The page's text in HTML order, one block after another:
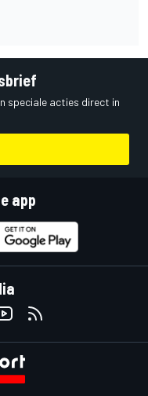
speciale acties direct in
app